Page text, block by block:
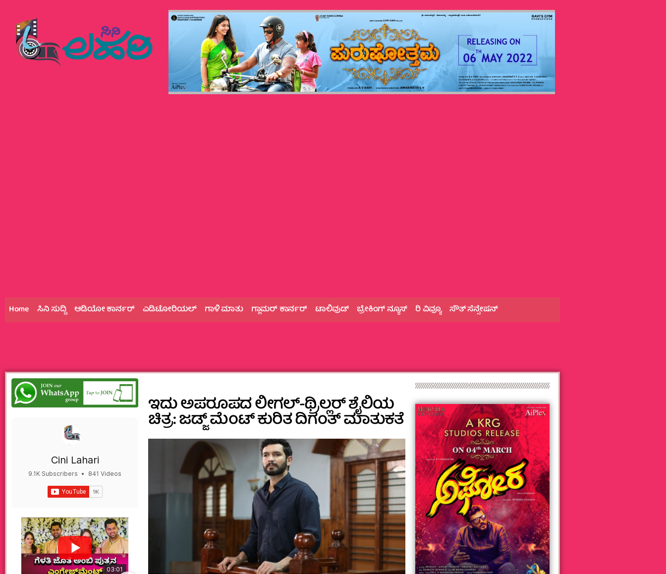
Home ಸಿನಿ ಸುದ್ದಿ ಆಡಿಯೋ ಕಾರ್ನರ್ ಎಡಿಟೋರಿಯಲ್ ಗಾಳಿ ಮಾತು ಗ್ಲಾಮರ್‌ ಕಾರ್ನರ್ ಟಾಲಿವುಡ್ ಬ್ರೇಕಿಂಗ್‌ ನ್ಯೂಸ್ ರಿ ವಿವ್ಯೂ ಸೌತ್‌ ಸೆನ್ಸೇಷನ್
Cini Lahari
9.1K Subscribers •
841 Videos
03:01 06:23
ಇದು ಅಪರೂಪದ ಲೀಗಲ್-ಥ್ರಿಲ್ಲರ್ ಶೈಲಿಯ
ಚಿತ್ರ: ಜಡ್ಜ್ ಮೆಂಟ್ ಕುರಿತ ದಿಗಂತ್ ಮಾತುಕತೆ